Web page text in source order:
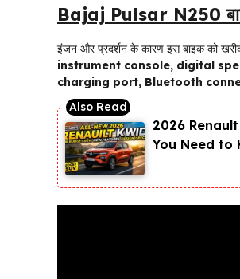
Bajaj Pulsar N250
इंजन और प्रदर्शन के कारण इस बाइक को
instrument console, digital
charging port, Bluetooth
2026
You Need to